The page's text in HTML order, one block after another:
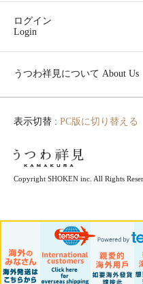
ログイン
Login
うつわ祥見について About Us
表示切替 : PC版に切り替える
Copyright SHOKEN inc. All Rights